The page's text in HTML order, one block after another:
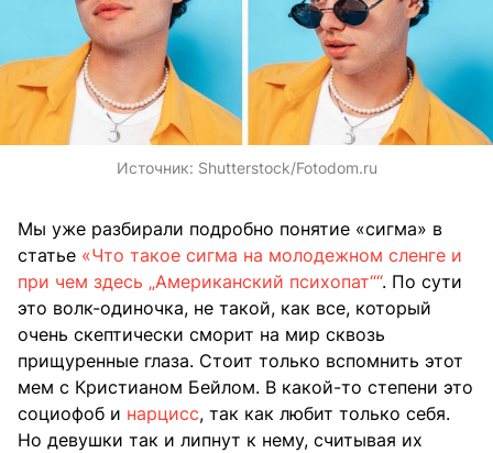
Источник: Shutterstock/Fotodom.ru
Мы уже разбирали подробно понятие «сигма» в
статье «Что такое сигма на молодежном сленге и
при чем здесь „Американский психопат““. По сути
это волк-одиночка, не такой, как все, который
очень скептически сморит на мир сквозь
прищуренные глаза. Стоит только вспомнить этот
мем с Кристианом Бейлом. В какой-то степени это
социофоб и нарцисс, так как любит только себя.
Но девушки так и липнут к нему, считывая их